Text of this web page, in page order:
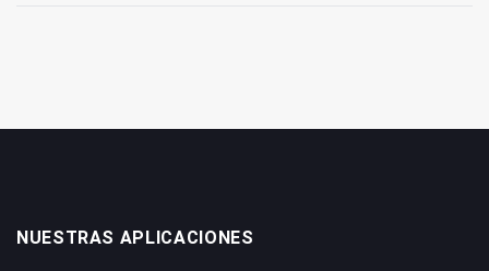
NUESTRAS APLICACIONES